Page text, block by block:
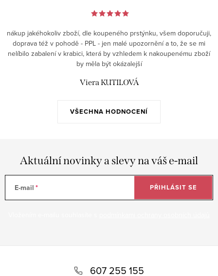
VŠECHNA HODNOCENÍ
nákup jakéhokoliv zboží, dle koupeného prstýnku, všem doporučuji,
doprava též v pohodě - PPL - jen malé upozornění a to, že se mi
nelíbilo zabalení v krabici, která by vzhledem k nakoupenému zboží
by měla být okázalejší
Viera KUTILOVÁ
Aktuální novinky a slevy na váš e-mail
E-mail PŘIHLÁSIT SE
607 255 155